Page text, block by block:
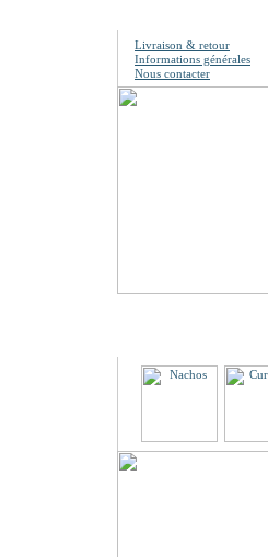
Livraison & retour
Informations générales
Nous contacter